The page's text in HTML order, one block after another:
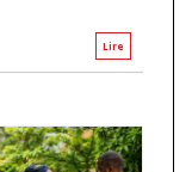
Lire